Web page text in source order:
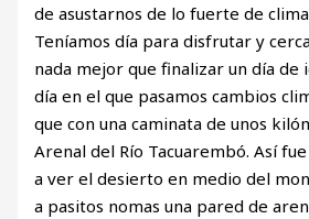
de asustarnos de lo fuerte de
Teníamos día para disfrutar y
nada mejor que finalizar un día de
día en el que pasamos cambios
que con una caminata de unos
Arenal del Río Tacuarembó. Así
a ver el desierto en medio del
a pasitos nomas una pared de